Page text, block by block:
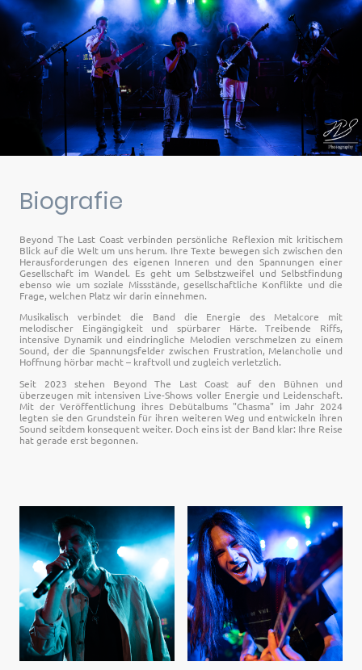
Biografie
Beyond The Last Coast verbinden persönliche Reflexion mit kritischem
Blick auf die Welt um uns herum. Ihre Texte bewegen sich zwischen den
Herausforderungen des eigenen Inneren und den Spannungen einer
Gesellschaft im Wandel. Es geht um Selbstzweifel und Selbstfindung
ebenso wie um soziale Missstände, gesellschaftliche Konflikte und die
Frage, welchen Platz wir darin einnehmen.
Musikalisch verbindet die Band die Energie des Metalcore mit
melodischer Eingängigkeit und spürbarer Härte. Treibende Riffs,
intensive Dynamik und eindringliche Melodien verschmelzen zu einem
Sound, der die Spannungsfelder zwischen Frustration, Melancholie und
Hoffnung hörbar macht – kraftvoll und zugleich verletzlich.
Seit 2023 stehen Beyond The Last Coast auf den Bühnen und
überzeugen mit intensiven Live-Shows voller Energie und Leidenschaft.
Mit der Veröffentlichung ihres Debütalbums "Chasma" im Jahr 2024
legten sie den Grundstein für ihren weiteren Weg und entwickeln ihren
Sound seitdem konsequent weiter. Doch eins ist der Band klar: Ihre Reise
hat gerade erst begonnen.